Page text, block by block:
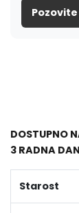
DOSTUPNO
3 RADNA
Starost